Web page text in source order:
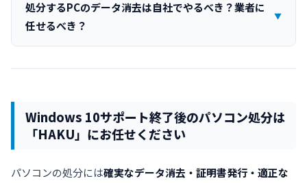
処分するPCのデータ消去は自社でやるべき？業者に
任せるべき？
Windows 10サポート終了後のパソコン処分は
「HAKU」にお任せください
パソコンの処分には確実なデータ消去・証明書発行・適正な